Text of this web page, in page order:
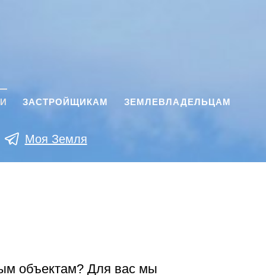
ЗАСТРОЙЩИКАМ ЗЕМЛЕВЛАДЕЛЬЦАМ
Моя Земля
объектам? Для вас мы